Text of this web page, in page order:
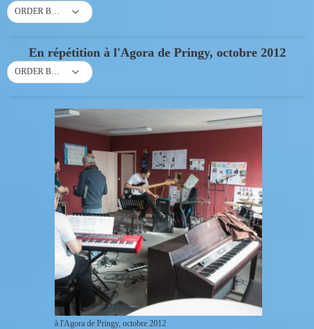
ORDER BY DEFAULT
En répétition à l'Agora de Pringy, octobre 2012
ORDER BY DEFAULT
à l'Agora de Pringy, octobre 2012